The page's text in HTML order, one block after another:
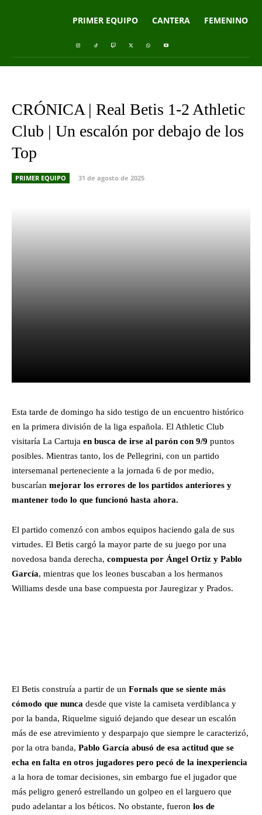
PRIMER EQUIPO CANTERA FEMENINO
CRÓNICA | Real Betis 1-2 Athletic
Club | Un escalón por debajo de los
Top
PRIMER EQUIPO 31 de agosto de 2025
Esta tarde de domingo ha sido testigo de un encuentro histórico
en la primera división de la liga española. El Athletic Club
visitaría La Cartuja en busca de irse al parón con 9/9 puntos
posibles. Mientras tanto, los de Pellegrini, con un partido
intersemanal perteneciente a la jornada 6 de por medio,
buscarían mejorar los errores de los partidos anteriores y
mantener todo lo que funcionó hasta ahora.
El partido comenzó con ambos equipos haciendo gala de sus
virtudes. El Betis cargó la mayor parte de su juego por una
novedosa banda derecha, compuesta por Ángel Ortiz y Pablo
García, mientras que los leones buscaban a los hermanos
Williams desde una base compuesta por Jauregizar y Prados.
El Betis construía a partir de un Fornals que se siente más
cómodo que nunca desde que viste la camiseta verdiblanca y
por la banda, Riquelme siguió dejando que desear un escalón
más de ese atrevimiento y desparpajo que siempre le caracterizó,
por la otra banda, Pablo García abusó de esa actitud que se
echa en falta en otros jugadores pero pecó de la inexperiencia
a la hora de tomar decisiones, sin embargo fue el jugador que
más peligro generó estrellando un golpeo en el larguero que
pudo adelantar a los béticos. No obstante, fueron los de